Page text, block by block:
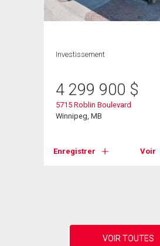
Investissement
4 299 900 $
5715 Roblin Boulevard
Winnipeg, MB
Enregistrer Voir